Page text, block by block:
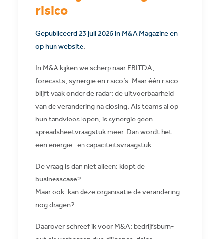
risico
Gepubliceerd 23 juli 2026 in M&A Magazine en
op hun website.
In M&A kijken we scherp naar EBITDA,
forecasts, synergie en risico’s. Maar één risico
blijft vaak onder de radar: de uitvoerbaarheid
van de verandering na closing. Als teams al op
hun tandvlees lopen, is synergie geen
spreadsheetvraagstuk meer. Dan wordt het
een energie- en capaciteitsvraagstuk.
De vraag is dan niet alleen: klopt de
businesscase?
Maar ook: kan deze organisatie de verandering
nog dragen?
Daarover schreef ik voor M&A: bedrijfsburn-